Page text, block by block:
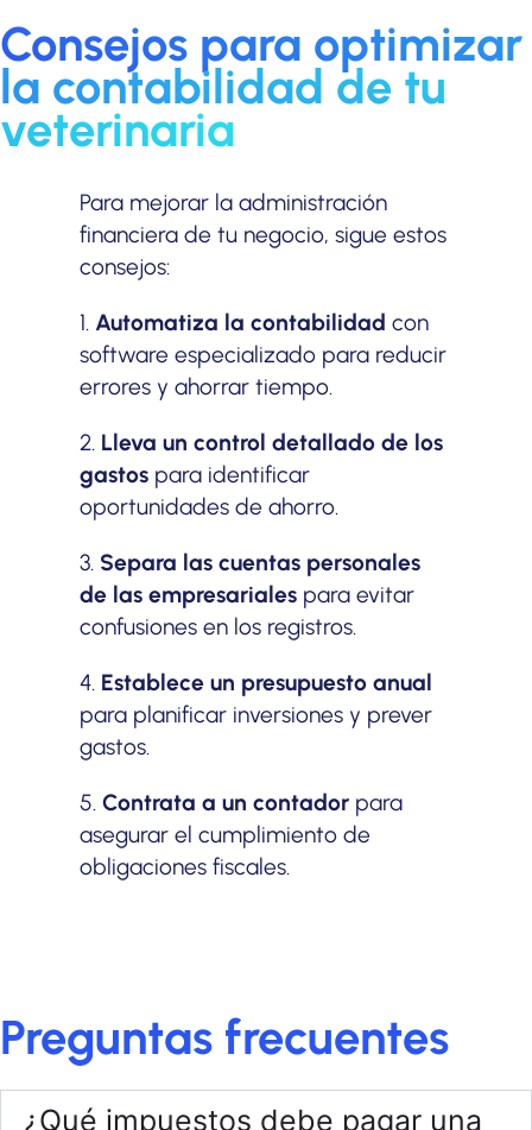
Consejos para optimizar
la contabilidad de tu
veterinaria
Para mejorar la administración
financiera de tu negocio, sigue estos
consejos:
1. Automatiza la contabilidad con
software especializado para reducir
errores y ahorrar tiempo.
2. Lleva un control detallado de los
gastos para identificar
oportunidades de ahorro.
3. Separa las cuentas personales
de las empresariales para evitar
confusiones en los registros.
4. Establece un presupuesto anual
para planificar inversiones y prever
gastos.
5.Contrata a un contador para
asegurar el cumplimiento de
obligaciones fiscales.
Preguntas frecuentes
¿Qué impuestos debe pagar una